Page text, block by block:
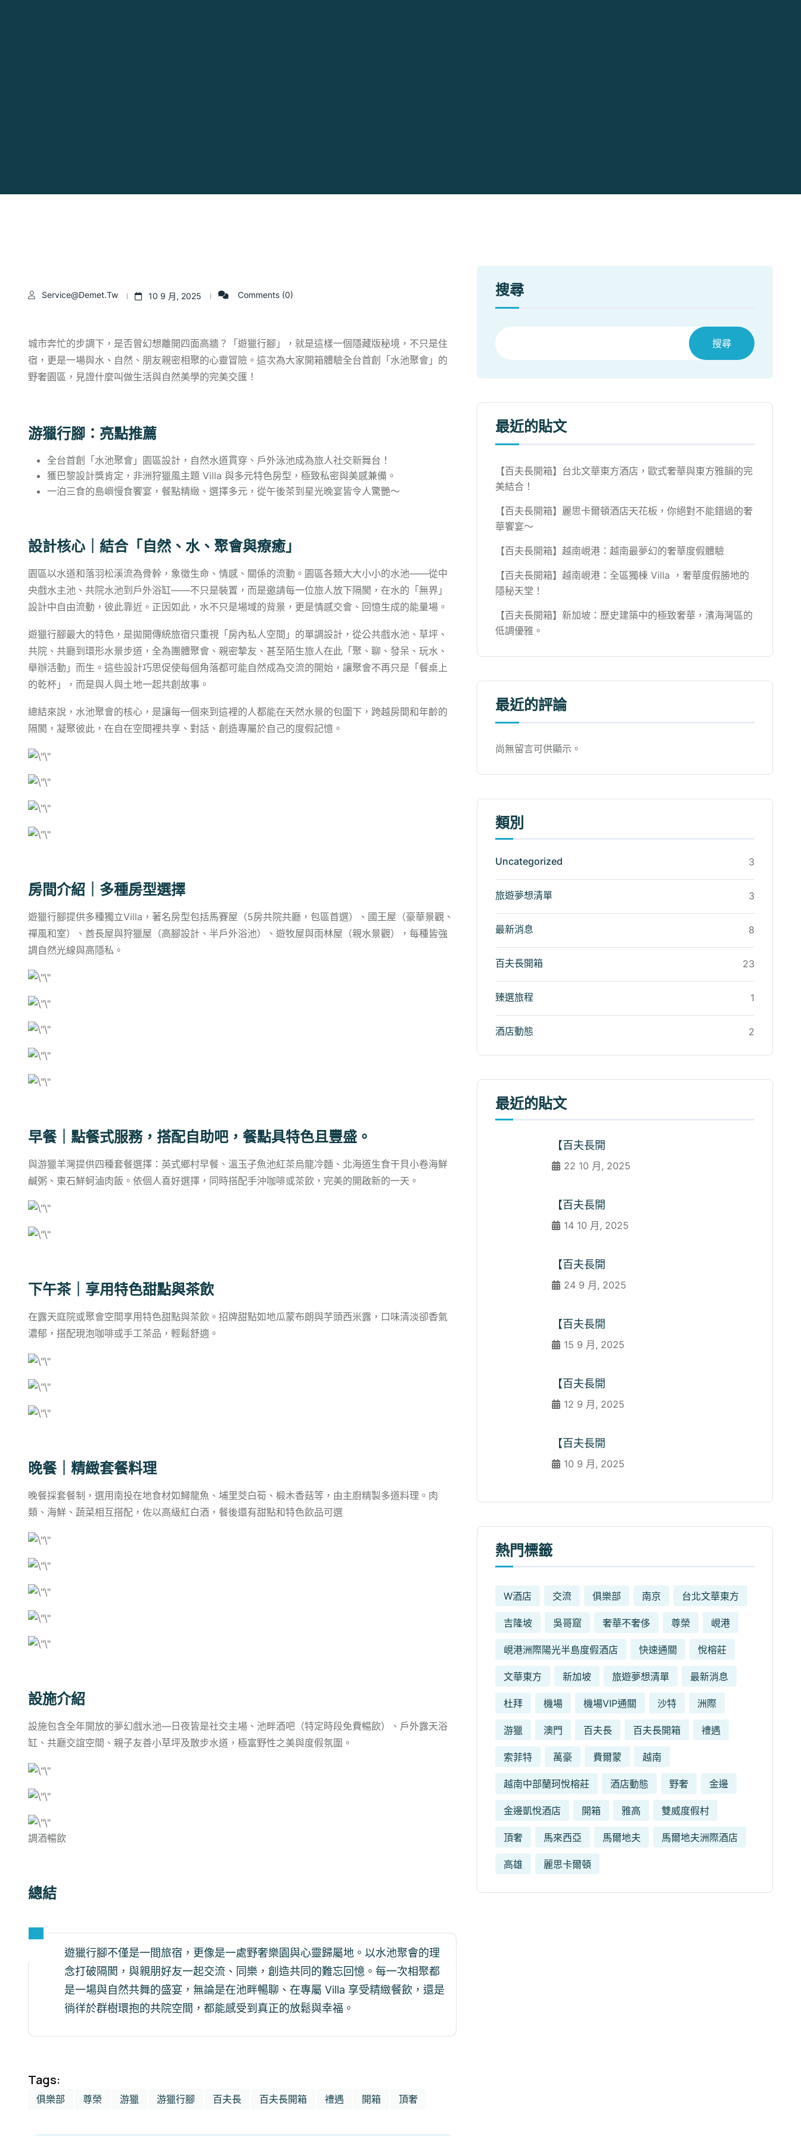
Service@demet.tw 10 9 月, 2025 Comments (0)
城市奔忙的步調下，是否曾幻想離開四面高牆？「遊獵行腳」，就是這樣一個隱藏版秘境，不只是住
宿，更是一場與水、自然、朋友親密相聚的心靈冒險。這次為大家開箱體驗全台首創「水池聚會」的
野奢園區，見證什麼叫做生活與自然美學的完美交匯！
游獵行腳：亮點推薦
全台首創「水池聚會」園區設計，自然水道貫穿、戶外泳池成為旅人社交新舞台！
獲巴黎設計獎肯定，非洲狩獵風主題 Villa 與多元特色房型，極致私密與美感兼備。
一泊三食的島嶼慢食饗宴，餐點精緻、選擇多元，從午後茶到星光晚宴皆令人驚艷～
設計核心｜結合「自然、水、聚會與療癒」
園區以水道和落羽松溪流為骨幹，象徵生命、情感、關係的流動。園區各類大大小小的水池——從中
央戲水主池、共院水池到戶外浴缸——不只是裝置，而是邀請每一位旅人放下隔閡，在水的「無界」
設計中自由流動，彼此靠近。正因如此，水不只是場域的背景，更是情感交會、回憶生成的能量場。
遊獵行腳最大的特色，是拋開傳統旅宿只重視「房內私人空間」的單調設計，從公共戲水池、草坪、
共院、共廳到環形水景步道，全為團體聚會、親密摯友、甚至陌生旅人在此「聚、聊、發呆、玩水、
舉辦活動」而生。這些設計巧思促使每個角落都可能自然成為交流的開始，讓聚會不再只是「餐桌上
的乾杯」，而是與人與土地一起共創故事。
總結來說，水池聚會的核心，是讓每一個來到這裡的人都能在天然水景的包圍下，跨越房間和年齡的
隔閡，凝聚彼此，在自在空間裡共享、對話、創造專屬於自己的度假記憶。
房間介紹｜多種房型選擇
遊獵行腳提供多種獨立Villa，著名房型包括馬賽屋（5房共院共廳，包區首選）、國王屋（豪華景觀、
禪風和室）、酋長屋與狩獵屋（高腳設計、半戶外浴池）、遊牧屋與雨林屋（親水景觀），每種皆強
調自然光線與高隱私。
早餐｜點餐式服務，搭配自助吧，餐點具特色且豐盛。
與游獵羊灣提供四種套餐選擇：英式鄉村早餐、溫玉子魚池紅茶烏龍冷麵、北海道生食干貝小卷海鮮
鹹粥、東石鮮蚵滷肉飯。依個人喜好選擇，同時搭配手沖咖啡或茶飲，完美的開啟新的一天。
下午茶｜享用特色甜點與茶飲
在露天庭院或聚會空間享用特色甜點與茶飲。招牌甜點如地瓜蒙布朗與芋頭西米露，口味清淡卻香氣
濃郁，搭配現泡咖啡或手工茶品，輕鬆舒適。
晚餐｜精緻套餐料理
晚餐採套餐制，選用南投在地食材如鱘龍魚、埔里茭白筍、椴木香菇等，由主廚精製多道料理。肉
類、海鮮、蔬菜相互搭配，佐以高級紅白酒，餐後還有甜點和特色飲品可選
設施介紹
設施包含全年開放的夢幻戲水池—日夜皆是社交主場、池畔酒吧（特定時段免費暢飲）、戶外露天浴
缸、共廳交誼空間、親子友善小草坪及散步水道，極富野性之美與度假氛圍。
調酒暢飲
總結
遊獵行腳不僅是一間旅宿，更像是一處野奢樂園與心靈歸屬地。以水池聚會的理
念打破隔閡，與親朋好友一起交流、同樂，創造共同的難忘回憶。每一次相聚都
是一場與自然共舞的盛宴，無論是在池畔暢聊、在專屬 Villa 享受精緻餐飲，還是
徜徉於群樹環抱的共院空間，都能感受到真正的放鬆與幸福。
Tags:
俱樂部 尊榮 游獵 游獵行腳 百夫長 百夫長開箱 禮遇 開箱 頂奢
搜尋
搜尋
最近的貼文
【百夫長開箱】台北文華東方酒店，歐式奢華與東方雅韻的完
美結合！
【百夫長開箱】麗思卡爾頓酒店天花板，你絕對不能錯過的奢
華饗宴～
【百夫長開箱】越南峴港：越南最夢幻的奢華度假體驗
【百夫長開箱】越南峴港：全區獨棟 Villa ，奢華度假勝地的
隱秘天堂！
【百夫長開箱】新加坡：歷史建築中的極致奢華，濱海灣區的
低調優雅。
最近的評論
尚無留言可供顯示。
類別
Uncategorized 3
旅遊夢想清單 3
最新消息 8
百夫長開箱 23
臻選旅程 1
酒店動態 2
最近的貼文
【百夫長開
22 10 月, 2025
【百夫長開
14 10 月, 2025
【百夫長開
24 9 月, 2025
【百夫長開
15 9 月, 2025
【百夫長開
12 9 月, 2025
【百夫長開
10 9 月, 2025
熱門標籤
W酒店 交流 俱樂部 南京 台北文華東方
吉隆坡 吳哥窟 奢華不奢侈 尊榮 峴港
峴港洲際陽光半島度假酒店 快速通關 悅榕莊
文華東方 新加坡 旅遊夢想清單 最新消息
杜拜 機場 機場VIP通關 沙特 洲際
游獵 澳門 百夫長 百夫長開箱 禮遇
索菲特 萬豪 費爾蒙 越南
越南中部蘭珂悅榕莊 酒店動態 野奢 金邊
金邊凱悅酒店 開箱 雅高 雙威度假村
頂奢 馬來西亞 馬爾地夫 馬爾地夫洲際酒店
高雄 麗思卡爾頓